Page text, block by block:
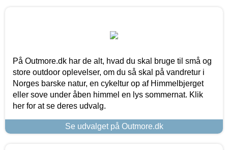
På Outmore.dk har de alt, hvad du skal bruge til små og
store outdoor oplevelser, om du så skal på vandretur i
Norges barske natur, en cykeltur op af Himmelbjerget
eller sove under åben himmel en lys sommernat. Klik
her for at se deres udvalg.
Se udvalget på Outmore.dk